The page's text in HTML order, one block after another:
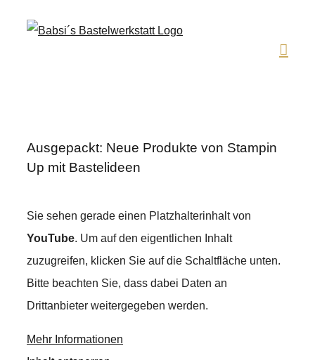
Ausgepackt: Neue Produkte von Stampin
Up mit Bastelideen
Sie sehen gerade einen Platzhalterinhalt von
YouTube. Um auf den eigentlichen Inhalt
zuzugreifen, klicken Sie auf die Schaltfläche unten.
Bitte beachten Sie, dass dabei Daten an
Drittanbieter weitergegeben werden.
Mehr Informationen